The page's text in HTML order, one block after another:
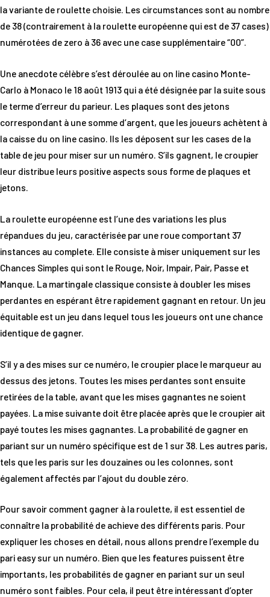
la variante de roulette choisie. Les circumstances sont au nombre
de 38 (contrairement à la roulette européenne qui est de 37 cases)
numérotées de zero à 36 avec une case supplémentaire “00”.
Une anecdote célèbre s’est déroulée au on line casino Monte-
Carlo à Monaco le 18 août 1913 qui a été désignée par la suite sous
le terme d’erreur du parieur. Les plaques sont des jetons
correspondant à une somme d’argent, que les joueurs achètent à
la caisse du on line casino. Ils les déposent sur les cases de la
table de jeu pour miser sur un numéro. S’ils gagnent, le croupier
leur distribue leurs positive aspects sous forme de plaques et
jetons.
La roulette européenne est l’une des variations les plus
répandues du jeu, caractérisée par une roue comportant 37
instances au complete. Elle consiste à miser uniquement sur les
Chances Simples qui sont le Rouge, Noir, Impair, Pair, Passe et
Manque. La martingale classique consiste à doubler les mises
perdantes en espérant être rapidement gagnant en retour. Un jeu
équitable est un jeu dans lequel tous les joueurs ont une chance
identique de gagner.
S’il y a des mises sur ce numéro, le croupier place le marqueur au
dessus des jetons. Toutes les mises perdantes sont ensuite
retirées de la table, avant que les mises gagnantes ne soient
payées. La mise suivante doit être placée après que le croupier ait
payé toutes les mises gagnantes. La probabilité de gagner en
pariant sur un numéro spécifique est de 1 sur 38. Les autres paris,
tels que les paris sur les douzaines ou les colonnes, sont
également affectés par l’ajout du double zéro.
Pour savoir comment gagner à la roulette, il est essentiel de
connaître la probabilité de achieve des différents paris. Pour
expliquer les choses en détail, nous allons prendre l’exemple du
pari easy sur un numéro. Bien que les features puissent être
importants, les probabilités de gagner en pariant sur un seul
numéro sont faibles. Pour cela, il peut être intéressant d’opter